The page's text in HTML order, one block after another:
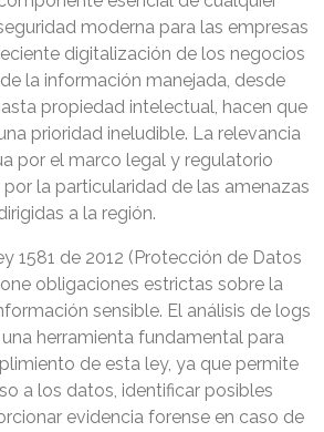
moderna para las empresas
digitalización de los negocios
la información manejada, desde
propiedad intelectual, hacen que
prioridad ineludible. La relevancia
por el marco legal y regulatorio
la particularidad de las amenazas
a la región.
1581 de 2012 (Protección de Datos
obligaciones estrictas sobre la
sensible. El análisis de logs
herramienta fundamental para
de esta ley, ya que permite
a los datos, identificar posibles
evidencia forense en caso de